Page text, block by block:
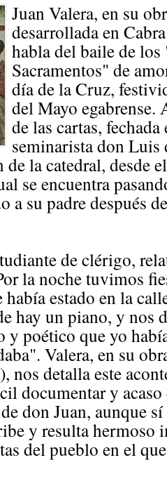
Juan Valera, en su
desarrollada en
habla del baile de los
Sacramentos" de
día de la Cruz,
del Mayo egabrense.
de las cartas,
seminarista don Luis
de la catedral, desde
se encuentra
a su padre después
de clérigo,
la noche tuvimos
estado en la
hay un piano, y nos
y poético que yo
Valera, en su
nos detalla este
documentar y acaso
don Juan, aunque
y resulta hermoso
del pueblo en el